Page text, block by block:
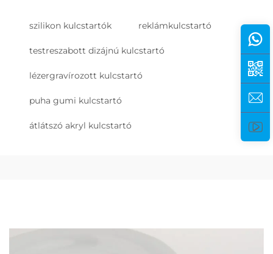
szilikon kulcstartók reklámkulcstartó
testreszabott dizájnú kulcstartó
lézergravírozott kulcstartó
puha gumi kulcstartó
átlátszó akryl kulcstartó